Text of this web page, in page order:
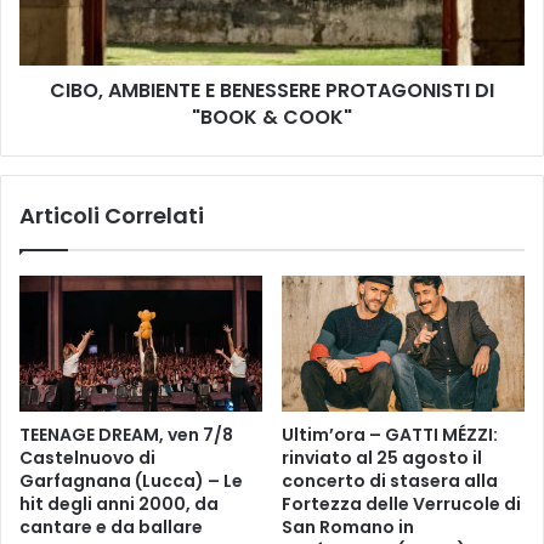
V
R
C
D
I
A
L
E
S
S
A
M
I
B
E
E
R
P
R
O
T
CIBO, AMBIENTE E BENESSERE PROTAGONISTI DI
"BOOK & COOK"
Articoli Correlati
TEENAGE DREAM, ven 7/8
Castelnuovo di
Garfagnana (Lucca) – Le
hit degli anni 2000, da
cantare e da ballare
Ultim’ora – GATTI MÉZZI:
rinviato al 25 agosto il
concerto di stasera alla
Fortezza delle Verrucole di
San Romano in